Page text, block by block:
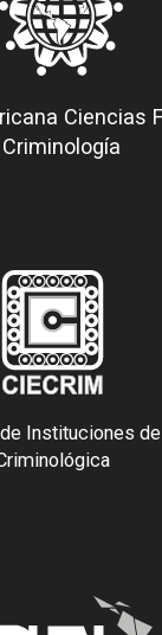
Ciencias
Criminología
Instituciones